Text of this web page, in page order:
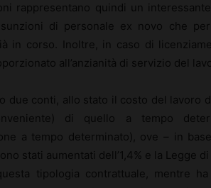
rappresentano quindi un
di personale ex novo che
in corso. Inoltre, in caso di
all’anzianità di servizio del
due conti, allo stato il costo del lavoro
di quello a tempo
a tempo determinato), ove – in
stati aumentati dell’1,4% e la Legge
tipologia contrattuale, mentre